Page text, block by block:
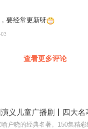
要经常更新呀
查看更多评论